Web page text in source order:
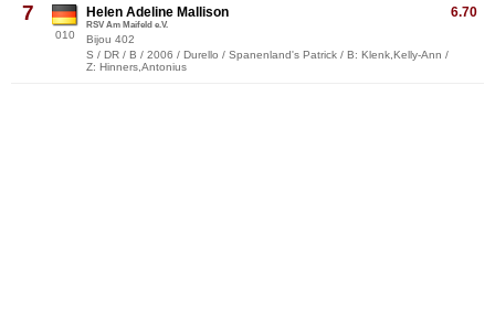
7
010
6.70
Helen Adeline Mallison
RSV Am Maifeld e.V.
Bijou 402
S / DR / B / 2006 / Durello / Spanenland's Patrick / B: Klenk,Kelly-Ann /
Z: Hinners,Antonius